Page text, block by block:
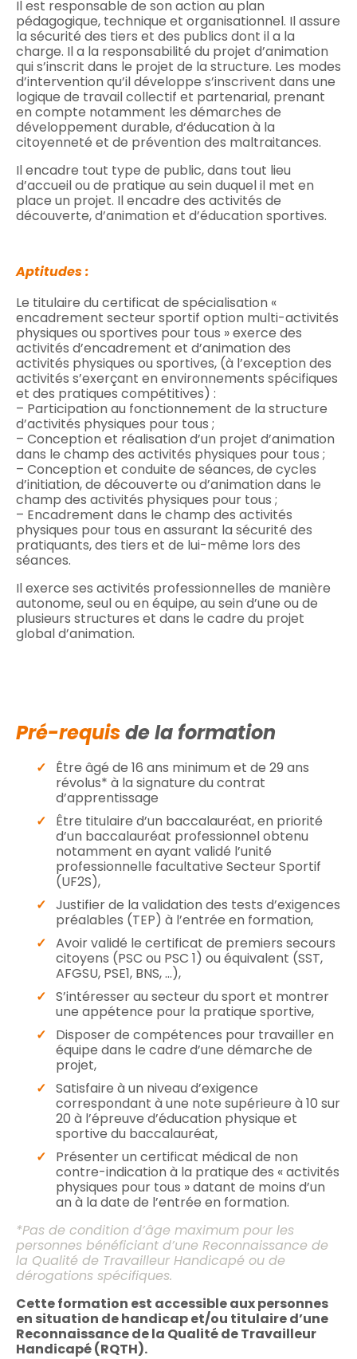
Il est responsable de son action au plan
pédagogique, technique et organisationnel. Il assure
la sécurité des tiers et des publics dont il a la
charge. Il a la responsabilité du projet d’animation
qui s’inscrit dans le projet de la structure. Les modes
d’intervention qu’il développe s’inscrivent dans une
logique de travail collectif et partenarial, prenant
en compte notamment les démarches de
développement durable, d’éducation à la
citoyenneté et de prévention des maltraitances.
Il encadre tout type de public, dans tout lieu
d’accueil ou de pratique au sein duquel il met en
place un projet. Il encadre des activités de
découverte, d’animation et d’éducation sportives.
Aptitudes :
Le titulaire du certificat de spécialisation «
encadrement secteur sportif option multi-activités
physiques ou sportives pour tous » exerce des
activités d’encadrement et d’animation des
activités physiques ou sportives, (à l’exception des
activités s’exerçant en environnements spécifiques
et des pratiques compétitives) :
– Participation au fonctionnement de la structure
d’activités physiques pour tous ;
– Conception et réalisation d’un projet d’animation
dans le champ des activités physiques pour tous ;
– Conception et conduite de séances, de cycles
d’initiation, de découverte ou d’animation dans le
champ des activités physiques pour tous ;
– Encadrement dans le champ des activités
physiques pour tous en assurant la sécurité des
pratiquants, des tiers et de lui-même lors des
séances.
Il exerce ses activités professionnelles de manière
autonome, seul ou en équipe, au sein d’une ou de
plusieurs structures et dans le cadre du projet
global d’animation.
Pré-requisde la formation
Être âgé de 16 ans minimum et de 29 ans
révolus* à la signature du contrat
d’apprentissage
Être titulaire d’un baccalauréat, en priorité
d’un baccalauréat professionnel obtenu
notamment en ayant validé l’unité
professionnelle facultative Secteur Sportif
(UF2S),
Justifier de la validation des tests d’exigences
préalables (TEP) à l’entrée en formation,
Avoir validé le certificat de premiers secours
citoyens (PSC ou PSC 1) ou équivalent (SST,
AFGSU, PSE1, BNS, …),
S’intéresser au secteur du sport et montrer
une appétence pour la pratique sportive,
Disposer de compétences pour travailler en
équipe dans le cadre d’une démarche de
projet,
Satisfaire à un niveau d’exigence
correspondant à une note supérieure à 10 sur
20 à l’épreuve d’éducation physique et
sportive du baccalauréat,
Présenter un certificat médical de non
contre-indication à la pratique des « activités
physiques pour tous » datant de moins d’un
an à la date de l’entrée en formation.
*Pas de condition d’âge maximum pour les
personnes bénéficiant d’une Reconnaissance de
la Qualité de Travailleur Handicapé ou de
dérogations spécifiques.
Cette formation est accessible aux personnes
en situation de handicap et/ou titulaire d’une
Reconnaissance de la Qualité de Travailleur
Handicapé (RQTH).